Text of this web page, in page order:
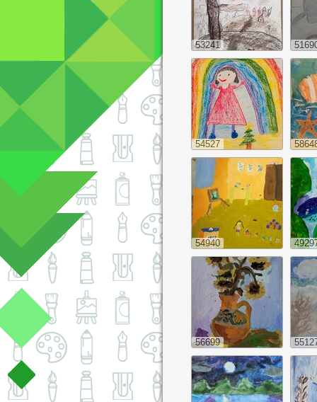
53241
54527
54940
56699